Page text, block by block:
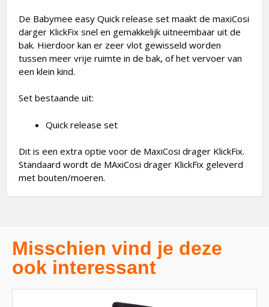
De Babymee easy Quick release set maakt de maxiCosi
darger KlickFix snel en gemakkelijk uitneembaar uit de
bak. Hierdoor kan er zeer vlot gewisseld worden
tussen meer vrije ruimte in de bak, of het vervoer van
een klein kind.
Set bestaande uit:
Quick release set
Dit is een extra optie voor de MaxiCosi drager KlickFix.
Standaard wordt de MAxiCosi drager KlickFix geleverd
met bouten/moeren.
Misschien vind je deze
ook interessant